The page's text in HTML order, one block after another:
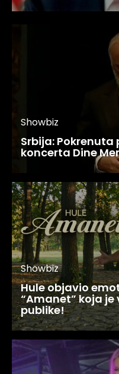
Showbiz
Srbija:
koncerta Dine
Showbiz
Hule objavio
“Amanet” koja
publike!